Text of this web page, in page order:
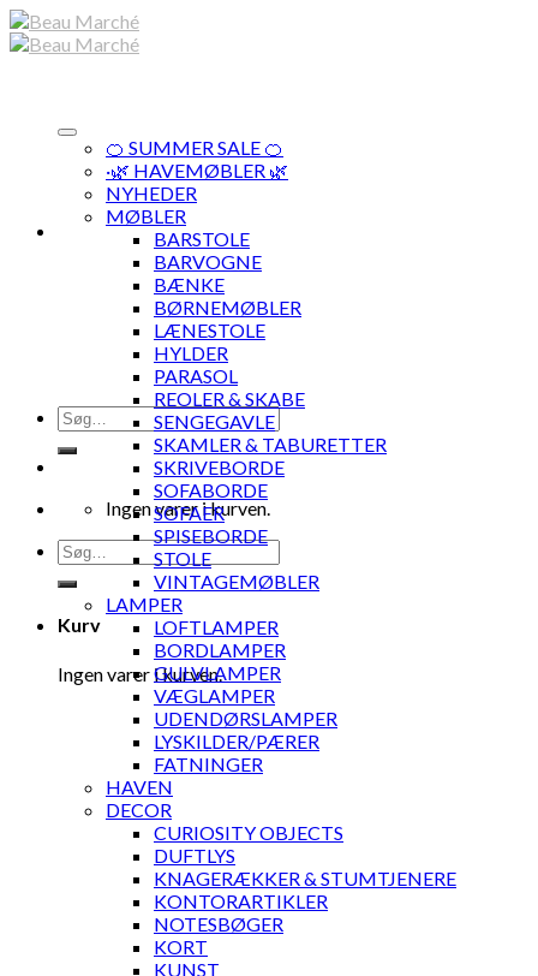
Skip
to
Søg
efter:
Ingen varer i kurven.
Søg
efter:
Kurv
Ingen varer i kurven.
🍊 SUMMER SALE 🍊
·🌿 HAVEMØBLER 🌿
NYHEDER
MØBLER
BARSTOLE
BARVOGNE
BÆNKE
BØRNEMØBLER
LÆNESTOLE
HYLDER
PARASOL
REOLER & SKABE
SENGEGAVLE
SKAMLER & TABURETTER
SKRIVEBORDE
SOFABORDE
SOFAER
SPISEBORDE
STOLE
VINTAGEMØBLER
LAMPER
LOFTLAMPER
BORDLAMPER
GULVLAMPER
VÆGLAMPER
UDENDØRSLAMPER
LYSKILDER/PÆRER
FATNINGER
HAVEN
DECOR
CURIOSITY OBJECTS
DUFTLYS
KNAGERÆKKER & STUMTJENERE
KONTORARTIKLER
NOTESBØGER
KORT
KUNST